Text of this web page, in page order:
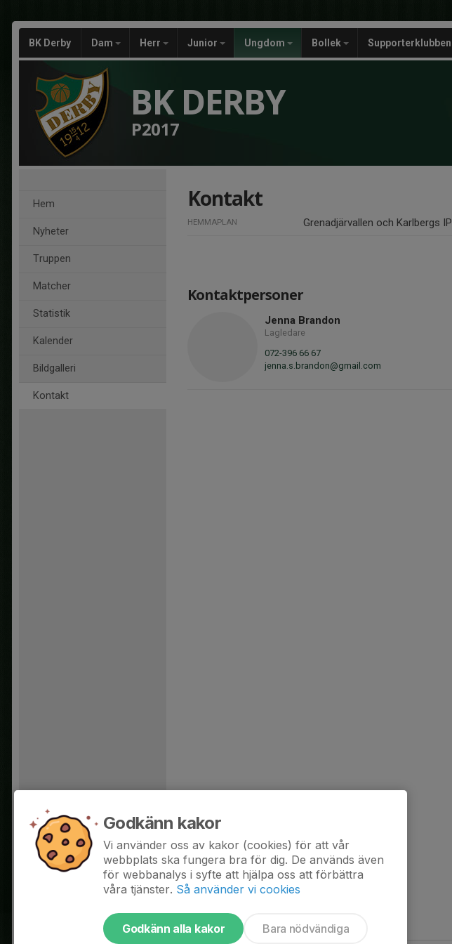
BK Derby Dam Herr Junior Ungdom Bollek Supporterklubben
BK DERBY
P2017
Hem
Nyheter
Truppen
Matcher
Statistik
Kalender
Bildgalleri
Kontakt
Kontakt
HEMMAPLAN Grenadjärvallen och Karlbergs IP
Kontaktpersoner
Jenna Brandon
Lagledare
072-396 66 67
jenna.s.brandon@gmail.com
Godkänn kakor
Vi använder oss av kakor (cookies) för att vår
webbplats ska fungera bra för dig. De används även
för webbanalys i syfte att hjälpa oss att förbättra
våra tjänster. Så använder vi cookies
Godkänn alla kakor Bara nödvändiga